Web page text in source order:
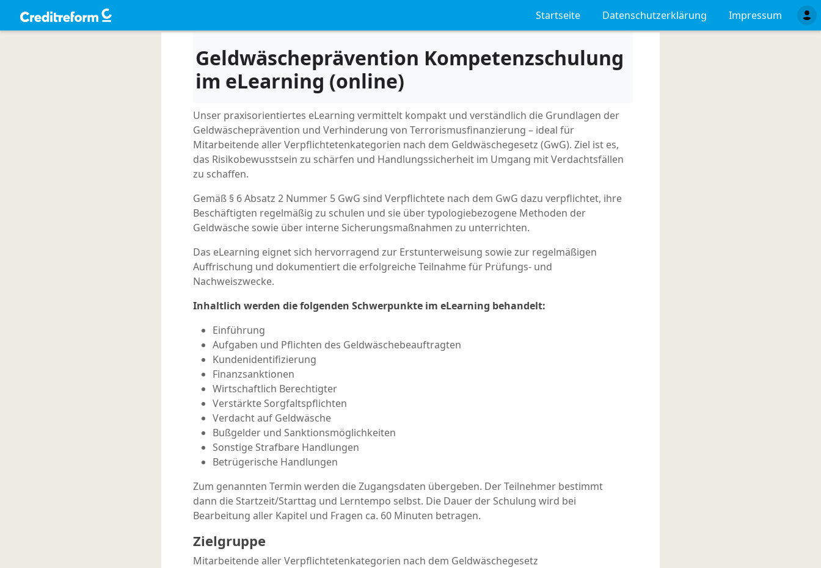
Startseite Datenschutzerklärung Impressum
Geldwäscheprävention Kompetenzschulung
im eLearning (online)
Unser praxisorientiertes eLearning vermittelt kompakt und verständlich die Grundlagen der
Geldwäscheprävention und Verhinderung von Terrorismusfinanzierung – ideal für
Mitarbeitende aller Verpflichtetenkategorien nach dem Geldwäschegesetz (GwG). Ziel ist es,
das Risikobewusstsein zu schärfen und Handlungssicherheit im Umgang mit Verdachtsfällen
zu schaffen.
Gemäß § 6 Absatz 2 Nummer 5 GwG sind Verpflichtete nach dem GwG dazu verpflichtet, ihre
Beschäftigten regelmäßig zu schulen und sie über typologiebezogene Methoden der
Geldwäsche sowie über interne Sicherungsmaßnahmen zu unterrichten.
Das eLearning eignet sich hervorragend zur Erstunterweisung sowie zur regelmäßigen
Auffrischung und dokumentiert die erfolgreiche Teilnahme für Prüfungs- und
Nachweiszwecke.
Inhaltlich werden die folgenden Schwerpunkte im eLearning behandelt:
Einführung
Aufgaben und Pflichten des Geldwäschebeauftragten
Kundenidentifizierung
Finanzsanktionen
Wirtschaftlich Berechtigter
Verstärkte Sorgfaltspflichten
Verdacht auf Geldwäsche
Bußgelder und Sanktionsmöglichkeiten
Sonstige Strafbare Handlungen
Betrügerische Handlungen
Zum genannten Termin werden die Zugangsdaten übergeben. Der Teilnehmer bestimmt
dann die Startzeit/Starttag und Lerntempo selbst. Die Dauer der Schulung wird bei
Bearbeitung aller Kapitel und Fragen ca. 60 Minuten betragen.
Zielgruppe
Mitarbeitende aller Verpflichtetenkategorien nach dem Geldwäschegesetz